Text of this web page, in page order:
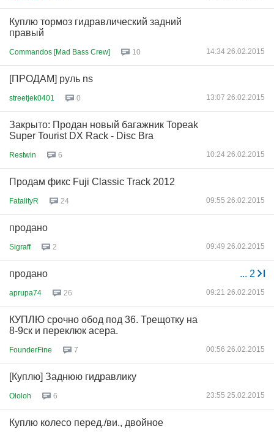
Куплю тормоз гидравлический задний
правый
Commandos [Mad Bass Crew] 10 14:34 26.02.2015
[ПРОДАМ] руль ns
streetjek0401 0 13:07 26.02.2015
Закрыто: Продан новый багажник Topeak
Super Tourist DX Rack - Disc Bra
Restwin 6 10:24 26.02.2015
Продам фикс Fuji Classic Track 2012
FatalityR 24 09:55 26.02.2015
продано
Sigraff 2 09:49 26.02.2015
... 2
продано
aprupa74 26 09:21 26.02.2015
КУПЛЮ срочно обод под 36. Трещотку на
8-9ск и переклюк асера.
FounderFine 7 00:56 26.02.2015
[Куплю] Заднюю гидравлику
Ololoh 6 23:55 25.02.2015
Куплю колесо перед./ви., двойное